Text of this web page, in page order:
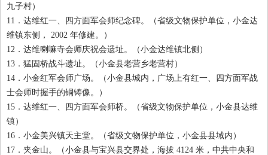
九子村）
11 ．达维红一、四方面军会师纪念碑。（省级文物保护单位，小金达
维镇东侧， 2002 年修建。）
12 ．达维喇嘛寺会师庆祝会遗址。（小金达维镇北侧）
13 ．猛固桥战斗遗址。（小金县老营乡老营村）
14 ．小金红军会师广场。（小金县城内，广场上有红一、四方面军战
士会师时握手的铜铸像。）
15 ．达维红一、四方面军会师桥。（省级文物保护单位，小金县达维
镇）
16 ．小金美兴镇天主堂。（省级文物保护单位，小金县县域内）
17 ．夹金山。（小金县与宝兴县交界处，海拔 4124 米，中共中央和